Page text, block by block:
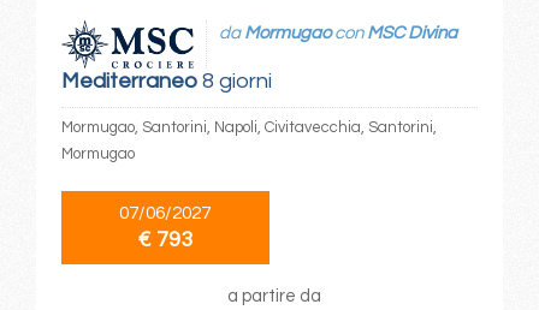
Mediterraneo8 giorni
da Mormugaocon MSC Divina
Mormugao, Santorini, Napoli, Civitavecchia, Santorini,
Mormugao
07/06/2027
€ 793
a partire da